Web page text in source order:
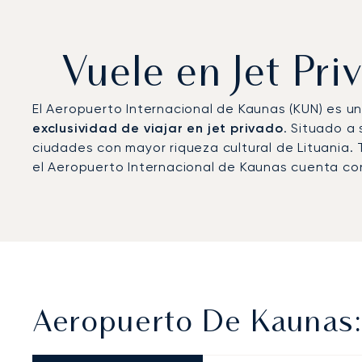
Vuele en Jet
El Aeropuerto Internacional de Kaunas (KUN)
exclusividad de viajar en jet privado. Situado a
ciudades con mayor riqueza cultural de
el Aeropuerto Internacional de Kaunas cuenta
Aeropuerto De